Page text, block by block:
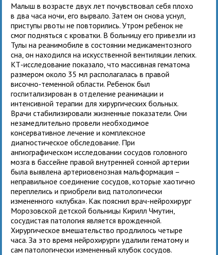
Малыш в возрасте двух лет почувствовал себя плохо
в два часа ночи, его вырвало. Затем он снова уснул,
приступы рвоты не повторились. Утром ребенок не
смог подняться с кроватки. В больницу его привезли из
Тулы на реанимобиле в состоянии медикаментозного
сна, он находился на искусственной вентиляции легких.
КТ-исследование показало, что массивная гематома
размером около 35 мл располагалась в правой
височно-теменной области. Ребенок был
госпитализирован в отделение реанимации и
интенсивной терапии для хирургических больных.
Врачи стабилизировали жизненные показатели. Они
незамедлительно провели необходимое
консервативное лечение и комплексное
диагностическое обследование. При
ангиографическом исследовании сосудов головного
мозга в бассейне правой внутренней сонной артерии
была выявлена артериовенозная мальформация –
неправильное соединение сосудов, которые хаотично
переплелись и приобрели вид патологически
измененного «клубка». Как пояснил врач-нейрохирург
Морозовской детской больницы Кирилл Чмутин,
сосудистая патология является врожденной.
Хирургическое вмешательство продлилось четыре
часа. За это время нейрохирурги удалили гематому и
сам патологически измененный клубок сосудов.